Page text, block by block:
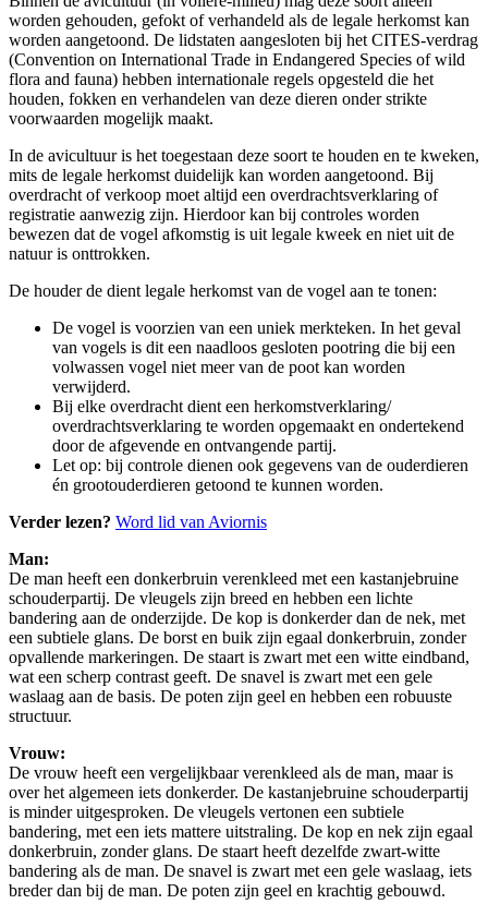
worden gehouden, gefokt of verhandeld als de legale herkomst kan
worden aangetoond. De lidstaten aangesloten bij het CITES-verdrag
(Convention on International Trade in Endangered Species of wild
flora and fauna) hebben internationale regels opgesteld die het
houden, fokken en verhandelen van deze dieren onder strikte
voorwaarden mogelijk maakt.
In de avicultuur is het toegestaan deze soort te houden en te kweken,
mits de legale herkomst duidelijk kan worden aangetoond. Bij
overdracht of verkoop moet altijd een overdrachtsverklaring of
registratie aanwezig zijn. Hierdoor kan bij controles worden
bewezen dat de vogel afkomstig is uit legale kweek en niet uit de
natuur is onttrokken.
De houder de dient legale herkomst van de vogel aan te tonen:
De vogel is voorzien van een uniek merkteken. In het geval
van vogels is dit een naadloos gesloten pootring die bij een
volwassen vogel niet meer van de poot kan worden
verwijderd.
Bij elke overdracht dient een herkomstverklaring/
overdrachtsverklaring te worden opgemaakt en ondertekend
door de afgevende en ontvangende partij.
Let op: bij controle dienen ook gegevens van de ouderdieren
én grootouderdieren getoond te kunnen worden.
Verder lezen? Word lid van Aviornis
Man:
De man heeft een donkerbruin verenkleed met een kastanjebruine
schouderpartij. De vleugels zijn breed en hebben een lichte
bandering aan de onderzijde. De kop is donkerder dan de nek, met
een subtiele glans. De borst en buik zijn egaal donkerbruin, zonder
opvallende markeringen. De staart is zwart met een witte eindband,
wat een scherp contrast geeft. De snavel is zwart met een gele
waslaag aan de basis. De poten zijn geel en hebben een robuuste
structuur.
Vrouw:
De vrouw heeft een vergelijkbaar verenkleed als de man, maar is
over het algemeen iets donkerder. De kastanjebruine schouderpartij
is minder uitgesproken. De vleugels vertonen een subtiele
bandering, met een iets mattere uitstraling. De kop en nek zijn egaal
donkerbruin, zonder glans. De staart heeft dezelfde zwart-witte
bandering als de man. De snavel is zwart met een gele waslaag, iets
breder dan bij de man. De poten zijn geel en krachtig gebouwd.